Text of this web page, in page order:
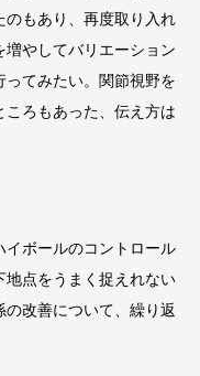
もあり、再度取り入れ
やしてバリエーション
てみたい。関節視野を
ろもあった、伝え方は
ボールのコントロール
点をうまく捉えれない
改善について、繰り返